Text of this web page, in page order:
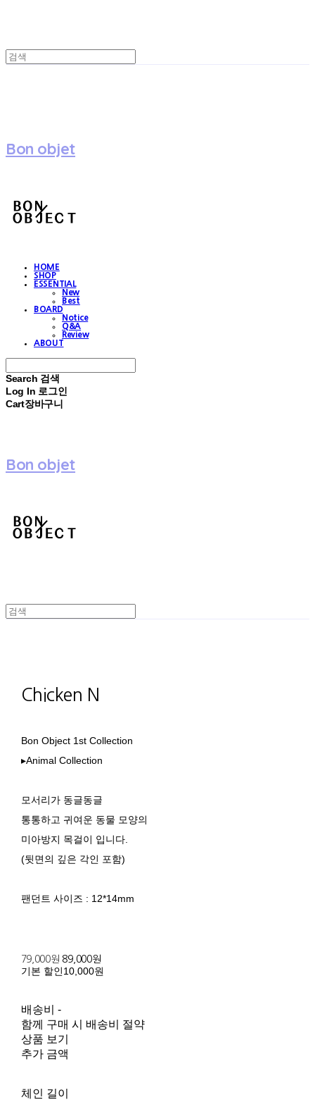
Bon objet
HOME
SHOP
ESSENTIAL
New
Best
BOARD
Notice
Q&A
Review
ABOUT
Search 검색
Log In 로그인
Cart장바구니
Bon objet
Chicken N
Bon Object 1st Collection
▸Animal Collection
모서리가 동글동글
통통하고 귀여운 동물 모양의
미아방지 목걸이 입니다.
(뒷면의 깊은 각인 포함)
팬던트 사이즈 : 12*14mm
79,000원 89,000원
기본 할인10,000원
배송비 -
함께 구매 시 배송비 절약
상품 보기
추가 금액
체인 길이